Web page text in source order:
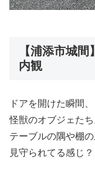
【浦添市城
内観
ドアを開けた瞬間
怪獣のオブジェたち
テーブルの隅や棚
見守られてる感じ？